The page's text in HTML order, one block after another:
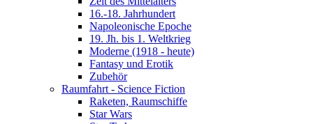
16.-18. Jahrhundert
Napoleonische Epoche
19. Jh. bis 1. Weltkrieg
Moderne (1918 - heute)
Fantasy und Erotik
Zubehör
Raumfahrt - Science Fiction
Raketen, Raumschiffe
Star Wars